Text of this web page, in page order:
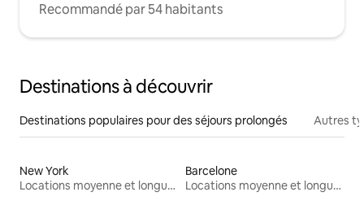
Recommandé par 54 habitants
Destinations à découvrir
Destinations populaires pour des séjours prolongés Autres
New York
Locations moyenne et longue durée
Barcelone
Locations moyenne et longue durée